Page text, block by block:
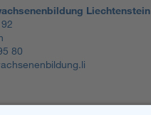
Liechtenstein
80